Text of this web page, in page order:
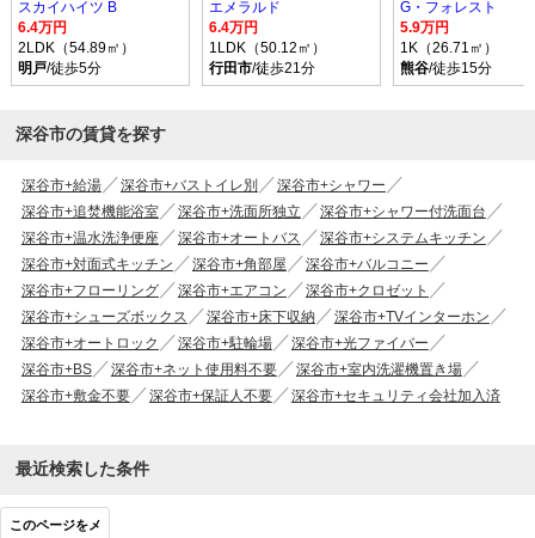
スカイハイツ B
6.4万円
2LDK（54.89㎡）
明戸/徒歩5分
エメラルド
6.4万円
1LDK（50.12㎡）
行田市/徒歩21分
G・フォレスト
5.9万円
1K（26.71㎡）
熊谷/徒歩15分
深谷市の賃貸を探す
深谷市+給湯 深谷市+バストイレ別
深谷市+シャワー
深谷市+追焚機能浴室
深谷市+洗面所独立
深谷市+シャワー付洗面台
深谷市+温水洗浄便座
深谷市+オートバス
深谷市+システムキッチン
深谷市+対面式キッチン
深谷市+角部屋
深谷市+バルコニー
深谷市+フローリング
深谷市+エアコン
深谷市+クロゼット
深谷市+シューズボックス
深谷市+床下収納
深谷市+TVインターホン
深谷市+オートロック
深谷市+駐輪場
深谷市+光ファイバー
深谷市+BS
深谷市+ネット使用料不要
深谷市+室内洗濯機置き場
深谷市+敷金不要
深谷市+保証人不要 深谷市+セキュリティ会社加入済
最近検索した条件
このページをメ